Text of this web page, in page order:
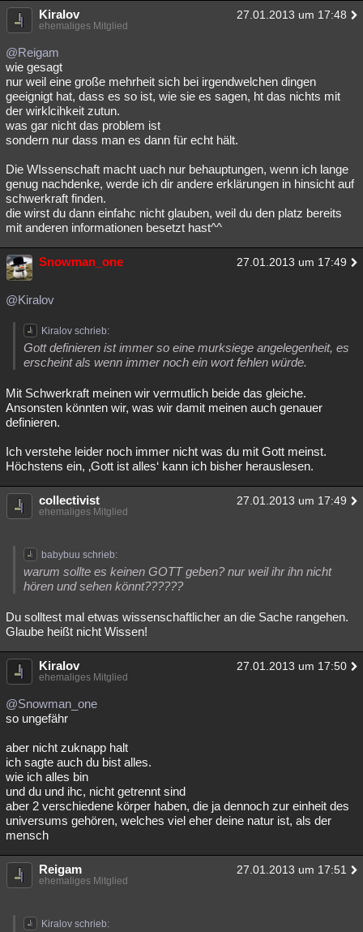
Kiralov 27.01.2013 um 17:48
ehemaliges Mitglied
@Reigam
wie gesagt
nur weil eine große mehrheit sich bei irgendwelchen dingen
geeignigt hat, dass es so ist, wie sie es sagen, ht das nichts mit
der wirklcihkeit zutun.
was gar nicht das problem ist
sondern nur dass man es dann für echt hält.
Die WIssenschaft macht uach nur behauptungen, wenn ich lange
genug nachdenke, werde ich dir andere erklärungen in hinsicht auf
schwerkraft finden.
die wirst du dann einfahc nicht glauben, weil du den platz bereits
mit anderen informationen besetzt hast^^
Snowman_one 27.01.2013 um 17:49
@Kiralov
Kiralov schrieb:
Gott definieren ist immer so eine murksiege angelegenheit, es
erscheint als wenn immer noch ein wort fehlen würde.
Mit Schwerkraft meinen wir vermutlich beide das gleiche.
Ansonsten könnten wir, was wir damit meinen auch genauer
definieren.
Ich verstehe leider noch immer nicht was du mit Gott meinst.
Höchstens ein, ‚Gott ist alles‘ kann ich bisher herauslesen.
collectivist 27.01.2013 um 17:49
ehemaliges Mitglied
babybuu schrieb:
warum sollte es keinen GOTT geben? nur weil ihr ihn nicht
hören und sehen könnt??????
Du solltest mal etwas wissenschaftlicher an die Sache rangehen.
Glaube heißt nicht Wissen!
Kiralov 27.01.2013 um 17:50
ehemaliges Mitglied
@Snowman_one
so ungefähr
aber nicht zuknapp halt
ich sagte auch du bist alles.
wie ich alles bin
und du und ihc, nicht getrennt sind
aber 2 verschiedene körper haben, die ja dennoch zur einheit des
universums gehören, welches viel eher deine natur ist, als der
mensch
Reigam 27.01.2013 um 17:51
ehemaliges Mitglied
Kiralov schrieb: